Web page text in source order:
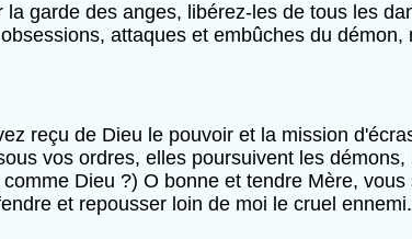
garde des anges, libérez-les de tous les
attaques et embûches du démon,
reçu de Dieu le pouvoir et la mission
vos ordres, elles poursuivent les démons,
Dieu ?) O bonne et tendre Mère, vous
et repousser loin de moi le cruel